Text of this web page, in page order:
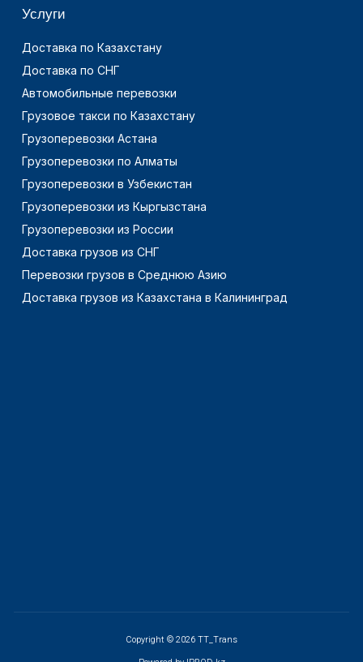
Услуги
Доставка по Казахстану
Доставка по СНГ
Автомобильные перевозки
Грузовое такси по Казахстану
Грузоперевозки Астана
Грузоперевозки по Алматы
Грузоперевозки в Узбекистан
Грузоперевозки из Кыргызстана
Грузоперевозки из России
Доставка грузов из СНГ
Перевозки грузов в Среднюю Азию
Доставка грузов из Казахстана в Калининград
Copyright © 2026 TT_Trans